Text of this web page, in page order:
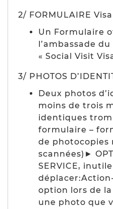
2/ FORMULAIRE
Un Formulaire
l’ambassade
« Social Visit
3/ PHOTOS
Deux photos
moins de trois
identiques
formulaire –
de photocopies
scannées)►
SERVICE,
option lors de
une photo que